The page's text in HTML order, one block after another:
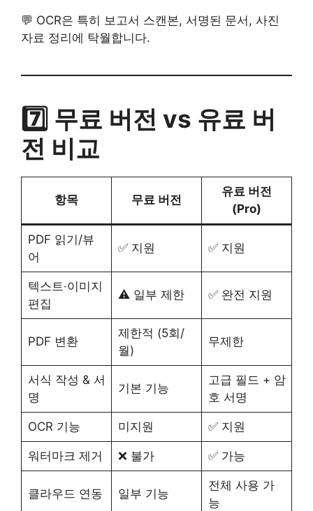
💬 OCR은 특히 보고서 스캔본, 서명된 문서, 사진
자료 정리에 탁월합니다.
7️⃣ 무료 버전 vs 유료 버
전 비교
항목 무료 버전
유료 버전
(Pro)
PDF 읽기/뷰
어
✅ 지원 ✅ 지원
텍스트·이미지
편집
⚠️ 일부 제한 ✅ 완전 지원
PDF 변환
제한적 (5회/
월)
무제한
서식 작성 & 서
명
기본 기능
고급 필드 + 암
호 서명
OCR 기능 미지원 ✅ 지원
워터마크 제거 ❌ 불가 ✅ 가능
클라우드 연동 일부 기능
전체 사용 가
능